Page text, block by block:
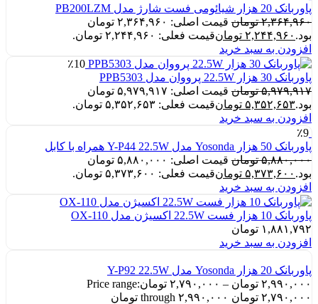
پاوربانک 20 هزار شیائومی فست شارژ مدل PB200LZM
۲,۳۶۴,۹۶۰ تومان
قیمت اصلی: ۲,۳۶۴,۹۶۰ تومان
بود. ۲,۲۴۴,۹۶۰ تومانقیمت فعلی: ۲,۲۴۴,۹۶۰ تومان.
افزودن به سبد خرید
٪10
پاوربانک 30 هزار 22.5W پرووان مدل PPB5303
۵,۹۷۹,۹۱۷ تومان
قیمت اصلی: ۵,۹۷۹,۹۱۷ تومان
بود.۵,۳۵۲,۶۵۳ تومانقیمت فعلی: ۵,۳۵۲,۶۵۳ تومان.
افزودن به سبد خرید
٪9
پاوربانک 50 هزار Yosonda مدل Y-P44 22.5W همراه با کابل
۵,۸۸۰,۰۰۰ تومان
قیمت اصلی: ۵,۸۸۰,۰۰۰ تومان
بود. ۵,۳۷۳,۶۰۰ تومانقیمت فعلی: ۵,۳۷۳,۶۰۰ تومان.
افزودن به سبد خرید
پاوربانک 10 هزار فست 22.5W اکسیژن مدل OX-110
۱,۸۸۱,۷۹۲ تومان
افزودن به سبد خرید
پاوربانک 20 هزار Yosonda مدل Y-P92 22.5W
۲,۹۹۰,۰۰۰ تومان – ۲,۷۹۰,۰۰۰ تومانPrice range:
۲,۷۹۰,۰۰۰ تومان through ۲,۹۹۰,۰۰۰ تومان